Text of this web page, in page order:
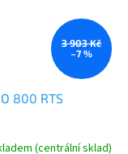
3 903 Kč
–7 %
800 RTS
(centrální sklad)